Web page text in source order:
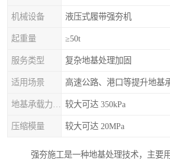
机械设备 液压式履带强夯机
起重量 ≥50t
服务类型 复杂地基处理加固
适用场景 高速公路、港口等提升地基
较大可达 350kPa
压缩模量 较大可达 20MPa
强夯施工是一种地基处理技术，主要